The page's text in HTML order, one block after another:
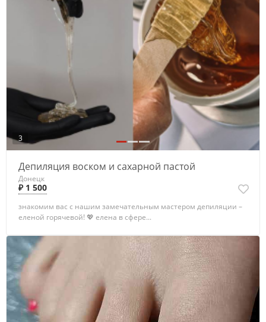
3
Депиляция воском и сахарной пастой
Донецк
₽ 1 500
знакомим вас с нашим замечательным мастером депиляции –
еленой горячевой! 💖 елена в сфере...